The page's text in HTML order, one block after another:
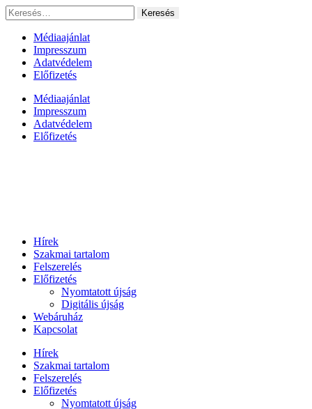
Ugrás
a
tartalomhoz
Keresés:
Médiaajánlat
Impresszum
Adatvédelem
Előfizetés
Médiaajánlat
Impresszum
Adatvédelem
Előfizetés
Hírek
Szakmai tartalom
Felszerelés
Előfizetés
Nyomtatott újság
Digitális újság
Webáruház
Kapcsolat
Hírek
Szakmai tartalom
Felszerelés
Előfizetés
Nyomtatott újság